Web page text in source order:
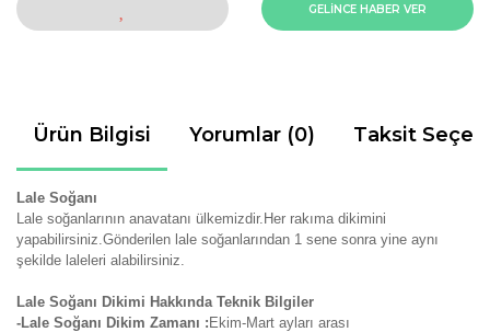
GELİNCE HABER VER
Ürün Bilgisi Yorumlar (0) Taksit
Lale Soğanı
Lale soğanlarının anavatanı ülkemizdir.Her rakıma dikimini
yapabilirsiniz.Gönderilen lale soğanlarından 1 sene sonra yine aynı
şekilde laleleri alabilirsiniz.
Lale Soğanı Dikimi Hakkında Teknik Bilgiler
-Lale Soğanı Dikim Zamanı : Ekim-Mart ayları arası